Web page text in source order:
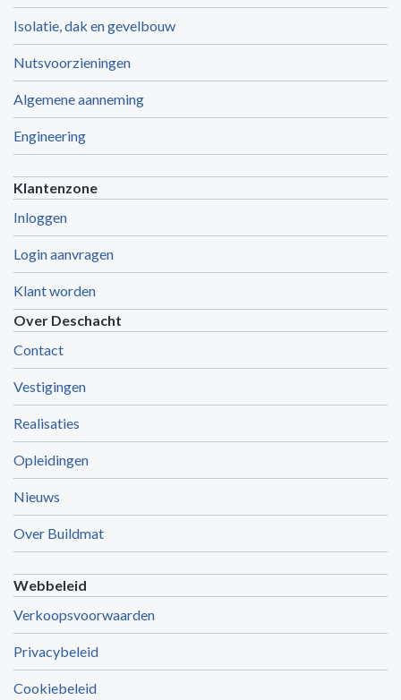
Isolatie, dak en gevelbouw
Nutsvoorzieningen
Algemene aanneming
Engineering
Klantenzone
Inloggen
Login aanvragen
Klant worden
Over Deschacht
Contact
Vestigingen
Realisaties
Opleidingen
Nieuws
Over Buildmat
Webbeleid
Verkoopsvoorwaarden
Privacybeleid
Cookiebeleid